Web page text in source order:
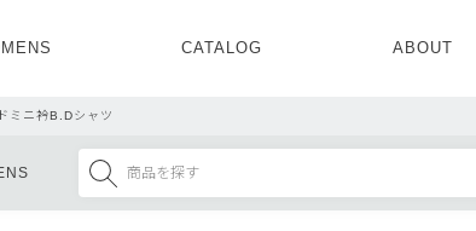
TOPS OUTER
TOPS OUTER
CATALOG ABOUT
CONCEPT
ミニ衿B.Dシャツ